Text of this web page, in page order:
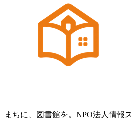
まちに、図書館を。NPO法人情報